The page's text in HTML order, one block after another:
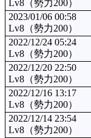
Lv8（勢力200）
2023/01/06 00:58
Lv8（勢力200）
2022/12/24 05:24
Lv8（勢力200）
2022/12/20 22:50
Lv8（勢力200）
2022/12/16 13:17
Lv8（勢力200）
2022/12/14 23:54
Lv8（勢力200）